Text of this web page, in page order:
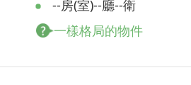
--房(室)--廳--衛
一樣格局的物件